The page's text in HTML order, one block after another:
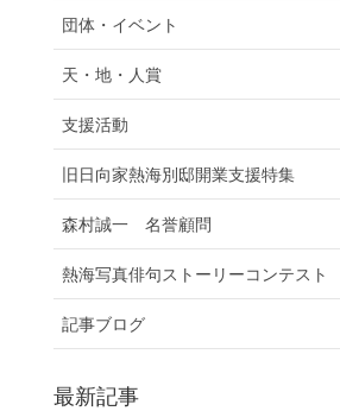
団体・イベント
天・地・人賞
支援活動
旧日向家熱海別邸開業支援特集
森村誠一 名誉顧問
熱海写真俳句ストーリーコンテスト
記事ブログ
最新記事